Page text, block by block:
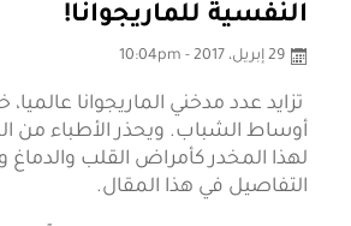
النفسية للماريجوانا!
29 إبريل، 2017 - 10:04pm
تزايد عدد مدخني الماريجوانا
أوساط الشباب. ويحذر الأطباء من
لهذا المخدر كأمراض القلب
التفاصيل في هذا المقال.